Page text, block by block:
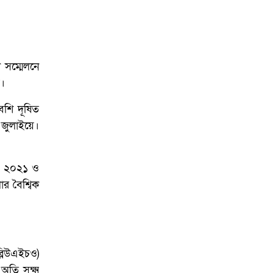
দূষিত
২০২১ ও
বৈশ্বিক
সূক্ষ্ম